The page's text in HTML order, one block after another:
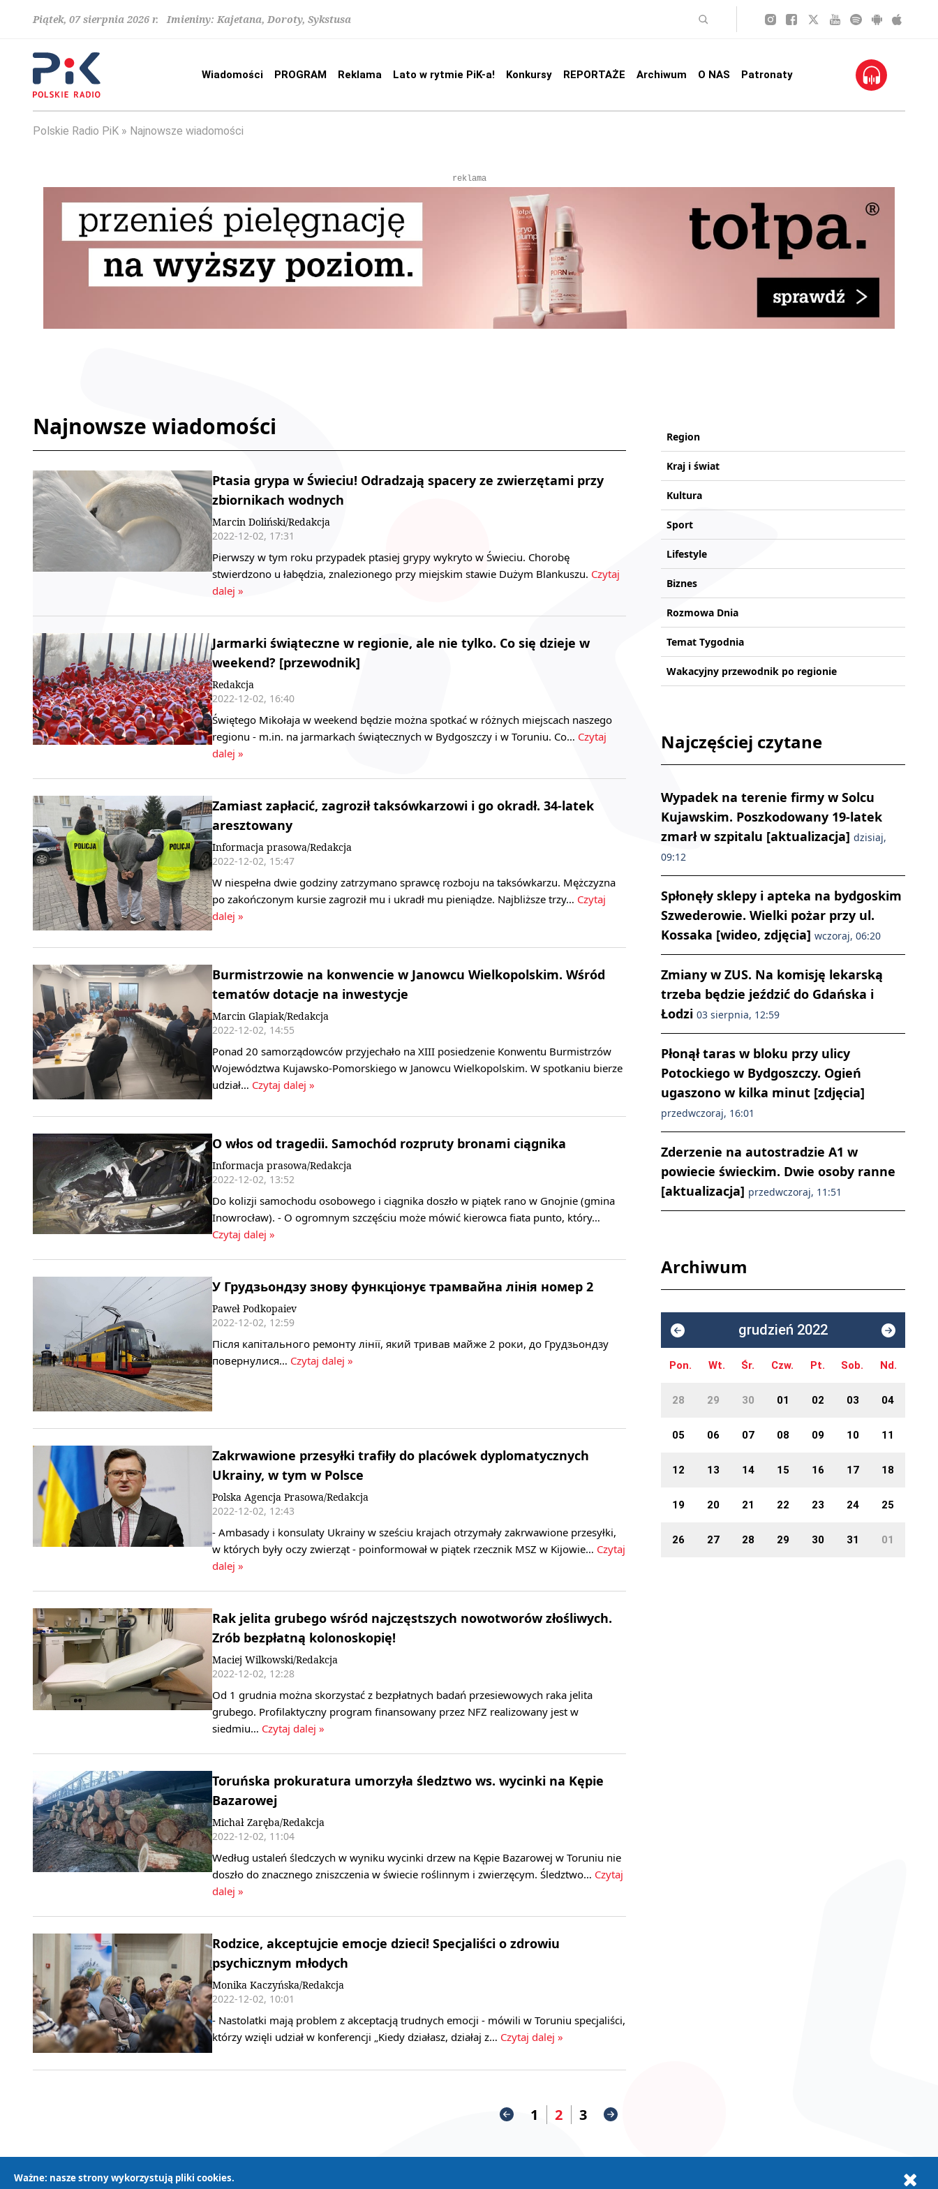
Piątek, 07 sierpnia 2026 r. Imieniny: Kajetana, Doroty, Sykstusa
Wiadomości PROGRAM Reklama Lato w rytmie PiK-a! Konkursy REPORTAŻE Archiwum O NAS Patronaty
Polskie Radio PiK Najnowsze wiadomości
reklama
Najnowsze wiadomości
Ptasia grypa w Świeciu! Odradzają spacery ze zwierzętami przy
zbiornikach wodnych
Marcin Doliński/Redakcja
2022-12-02, 17:31
Pierwszy w tym roku przypadek ptasiej grypy wykryto w Świeciu. Chorobę
stwierdzono u łabędzia, znalezionego przy miejskim stawie Dużym Blankuszu. Czytaj
dalej »
Jarmarki świąteczne w regionie, ale nie tylko. Co się dzieje w
weekend? [przewodnik]
Redakcja
2022-12-02, 16:40
Świętego Mikołaja w weekend będzie można spotkać w różnych miejscach naszego
regionu - m.in. na jarmarkach świątecznych w Bydgoszczy i w Toruniu. Co… Czytaj
dalej »
Zamiast zapłacić, zagroził taksówkarzowi i go okradł. 34-latek
aresztowany
Informacja prasowa/Redakcja
2022-12-02, 15:47
W niespełna dwie godziny zatrzymano sprawcę rozboju na taksówkarzu. Mężczyzna
po zakończonym kursie zagroził mu i ukradł mu pieniądze. Najbliższe trzy… Czytaj
dalej »
Burmistrzowie na konwencie w Janowcu Wielkopolskim. Wśród
tematów dotacje na inwestycje
Marcin Glapiak/Redakcja
2022-12-02, 14:55
Ponad 20 samorządowców przyjechało na XIII posiedzenie Konwentu Burmistrzów
Województwa Kujawsko-Pomorskiego w Janowcu Wielkopolskim. W spotkaniu bierze
udział… Czytaj dalej »
O włos od tragedii. Samochód rozpruty bronami ciągnika
Informacja prasowa/Redakcja
2022-12-02, 13:52
Do kolizji samochodu osobowego i ciągnika doszło w piątek rano w Gnojnie (gmina
Inowrocław). - O ogromnym szczęściu może mówić kierowca fiata punto, który…
Czytaj dalej »
У Грудзьондзу знову функціонує трамвайна лінія номер 2
Paweł Podkopaiev
2022-12-02, 12:59
Після капітального ремонту лінії, який тривав майже 2 роки, до Грудзьондзу
повернулися… Czytaj dalej »
Zakrwawione przesyłki trafiły do placówek dyplomatycznych
Ukrainy, w tym w Polsce
Polska Agencja Prasowa/Redakcja
2022-12-02, 12:43
- Ambasady i konsulaty Ukrainy w sześciu krajach otrzymały zakrwawione przesyłki,
w których były oczy zwierząt - poinformował w piątek rzecznik MSZ w Kijowie… Czytaj
dalej »
Rak jelita grubego wśród najczęstszych nowotworów złośliwych.
Zrób bezpłatną kolonoskopię!
Maciej Wilkowski/Redakcja
2022-12-02, 12:28
Od 1 grudnia można skorzystać z bezpłatnych badań przesiewowych raka jelita
grubego. Profilaktyczny program finansowany przez NFZ realizowany jest w
siedmiu… Czytaj dalej »
Toruńska prokuratura umorzyła śledztwo ws. wycinki na Kępie
Bazarowej
Michał Zaręba/Redakcja
2022-12-02, 11:04
Według ustaleń śledczych w wyniku wycinki drzew na Kępie Bazarowej w Toruniu nie
doszło do znacznego zniszczenia w świecie roślinnym i zwierzęcym. Śledztwo… Czytaj
dalej »
Rodzice, akceptujcie emocje dzieci! Specjaliści o zdrowiu
psychicznym młodych
Monika Kaczyńska/Redakcja
2022-12-02, 10:01
- Nastolatki mają problem z akceptacją trudnych emocji - mówili w Toruniu specjaliści,
którzy wzięli udział w konferencji „Kiedy działasz, działaj z… Czytaj dalej »
1 2 3
Region
Kraj i świat
Kultura
Sport
Lifestyle
Biznes
Rozmowa Dnia
Temat Tygodnia
Wakacyjny przewodnik po regionie
Najczęściej czytane
Wypadek na terenie firmy w Solcu
Kujawskim. Poszkodowany 19-latek
zmarł w szpitalu [aktualizacja] dzisiaj,
09:12
Spłonęły sklepy i apteka na bydgoskim
Szwederowie. Wielki pożar przy ul.
Kossaka [wideo, zdjęcia] wczoraj, 06:20
Zmiany w ZUS. Na komisję lekarską
trzeba będzie jeździć do Gdańska i
Łodzi 03 sierpnia, 12:59
Płonął taras w bloku przy ulicy
Potockiego w Bydgoszczy. Ogień
ugaszono w kilka minut [zdjęcia]
przedwczoraj, 16:01
Zderzenie na autostradzie A1 w
powiecie świeckim. Dwie osoby ranne
[aktualizacja] przedwczoraj, 11:51
Archiwum
grudzień 2022
Pon. Wt. Śr. Czw. Pt. Sob. Nd.
28 29 30 01 02 03 04
05 06 07 08 09 10 11
12 13 14 15 16 17 18
19 20 21 22 23 24 25
26 27 28 29 30 31 01
Ważne: nasze strony wykorzystują pliki cookies.